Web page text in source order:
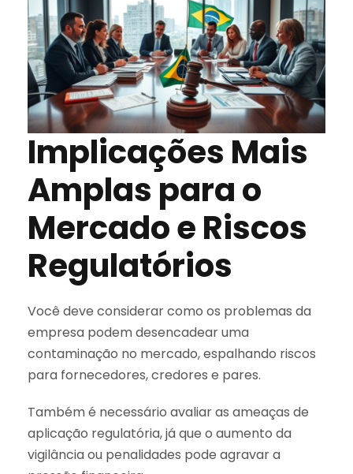
Implicações Mais
Amplas para o
Mercado e Riscos
Regulatórios
Você deve considerar como os problemas da
empresa podem desencadear uma
contaminação no mercado, espalhando riscos
para fornecedores, credores e pares.
Também é necessário avaliar as ameaças de
aplicação regulatória, já que o aumento da
vigilância ou penalidades pode agravar a